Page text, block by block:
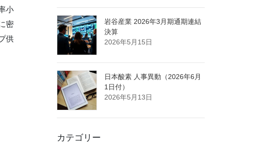
小
密
供
岩谷産業 2026年3月期通期連結
決算
2026年5月15日
日本酸素 人事異動（2026年6月
1日付）
2026年5月13日
カテゴリー